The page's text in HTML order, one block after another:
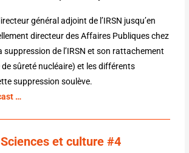
général adjoint de l’IRSN jusqu’en
directeur des Affaires Publiques chez
suppression de l’IRSN et son rattachement
de sûreté nucléaire) et les différents
suppression soulève.
…
et culture #4